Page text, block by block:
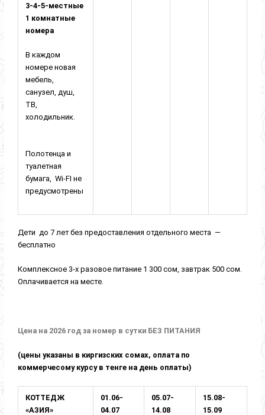
3-4-5-местные
1 комнатные
номера
В каждом
номере новая
мебель,
санузел, душ,
ТВ,
холодильник.
Полотенца и
туалетная
бумага, Wi-FI не
предусмотрены
Дети до 7 лет без предоставления отдельного места —
бесплатно
Комплексное 3-х разовое питание 1 300 сом, завтрак 500 сом.
Оплачивается на месте.
Цена на 2026 год за номер в сутки БЕЗ ПИТАНИЯ
(цены указаны в киргизских сомах, оплата по
коммерчесому курсу в тенге на день оплаты)
КОТТЕДЖ
«АЗИЯ»
01.06-
04.07
05.07-
14.08
15.08-
15.09